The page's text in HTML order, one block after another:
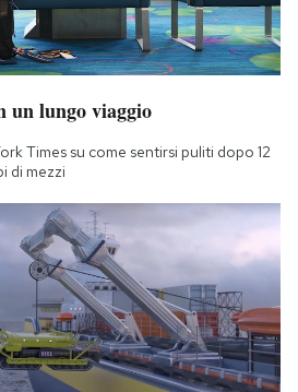
un lungo viaggio
Times su come sentirsi puliti dopo 12
di mezzi